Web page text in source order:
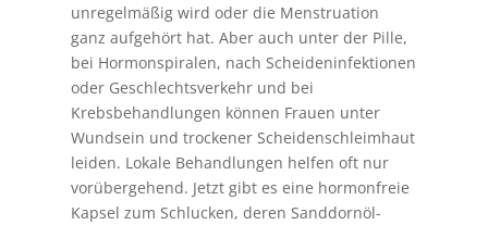
unregelmäßig wird oder die Menstruation
ganz aufgehört hat. Aber auch unter der Pille,
bei Hormonspiralen, nach Scheideninfektionen
oder Geschlechtsverkehr und bei
Krebsbehandlungen können Frauen unter
Wundsein und trockener Scheidenschleimhaut
leiden. Lokale Behandlungen helfen oft nur
vorübergehend. Jetzt gibt es eine hormonfreie
Kapsel zum Schlucken, deren Sanddornöl-